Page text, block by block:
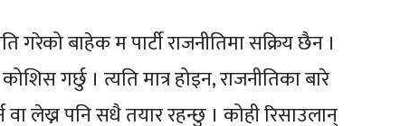
गरेको बाहेक म पार्टी राजनीतिमा सक्रिय छैन ।
गर्छु । त्यति मात्र होइन, राजनीतिका बारे
लेख्न पनि सधै तयार रहन्छु । कोही रिसाउलान्